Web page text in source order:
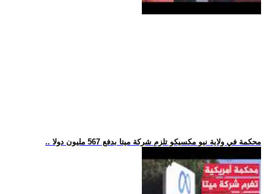
.. محكمة في ولاية نيو مكسيكو تلزم شركة ميتا بدفع 567 مليون دولا